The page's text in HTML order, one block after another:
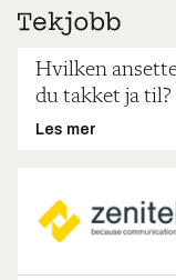
Hvilken
du takket ja til?
Les mer